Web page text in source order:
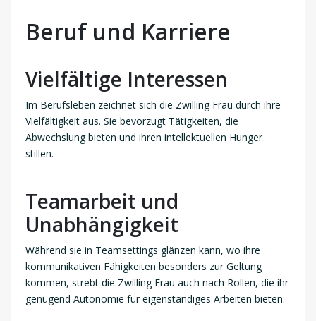
Beruf und Karriere
Vielfältige Interessen
Im Berufsleben zeichnet sich die Zwilling Frau durch ihre
Vielfältigkeit aus. Sie bevorzugt Tätigkeiten, die
Abwechslung bieten und ihren intellektuellen Hunger
stillen.
Teamarbeit und
Unabhängigkeit
Während sie in Teamsettings glänzen kann, wo ihre
kommunikativen Fähigkeiten besonders zur Geltung
kommen, strebt die Zwilling Frau auch nach Rollen, die ihr
genügend Autonomie für eigenständiges Arbeiten bieten.